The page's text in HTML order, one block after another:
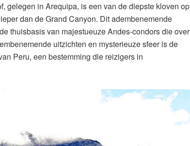
gelegen in Arequipa, is een van de diepste kloven op
dan de Grand Canyon. Dit adembenemende
thuisbasis van majestueuze Andes-condors die over
uitzichten en mysterieuze sfeer is de
Peru, een bestemming die reizigers in